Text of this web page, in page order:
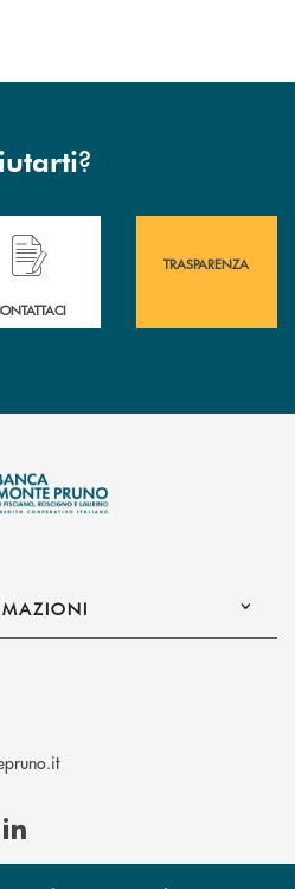
?
delle&nbsp; filiali&nbsp; di Banca
bisogno di assistenza immediata?
TRASPARENZA
(si apre l’app di posta